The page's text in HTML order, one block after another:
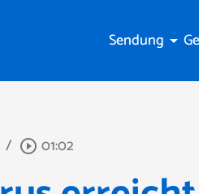
Sendung arrow_drop_down
/ play_circle_outline 01:02